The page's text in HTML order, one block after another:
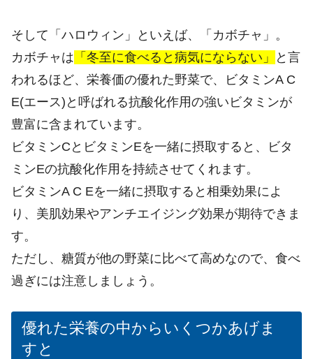
そして「ハロウィン」といえば、「カボチャ」。
カボチャは 「冬至に食べると病気にならない」
と言
われるほど、栄養価の優れた野菜で、ビタミンA C
E(エース)と呼ばれる抗酸化作用の強いビタミンが
豊富に含まれています。
ビタミンCとビタミンEを一緒に摂取すると、ビタ
ミンEの抗酸化作用を持続させてくれます。
ビタミンA C Eを一緒に摂取すると相乗効果によ
り、美肌効果やアンチエイジング効果が期待できま
す。
ただし、糖質が他の野菜に比べて高めなので、食べ
過ぎには注意しましょう。
優れた栄養の中からいくつかあげま
すと